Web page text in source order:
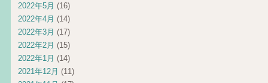
2022年5月 (16)
2022年4月 (14)
2022年3月 (17)
2022年2月 (15)
2022年1月 (14)
2021年12月 (11)